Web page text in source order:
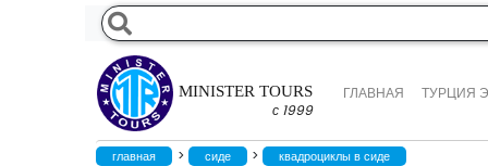
MINISTER TOURS
с 1999
ГЛАВНАЯ ТУРЦИЯ
главная > сиде > квадроциклы в сиде